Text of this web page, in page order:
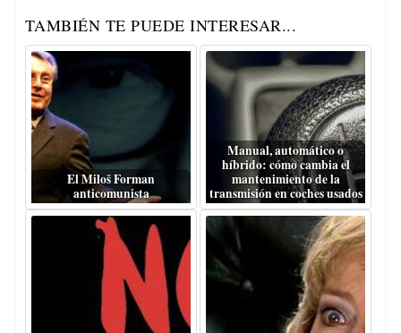
TAMBIÉN TE PUEDE INTERESAR...
El Miloš Forman
anticomunista
Manual, automático o
híbrido: cómo cambia el
mantenimiento de la
transmisión en coches usados